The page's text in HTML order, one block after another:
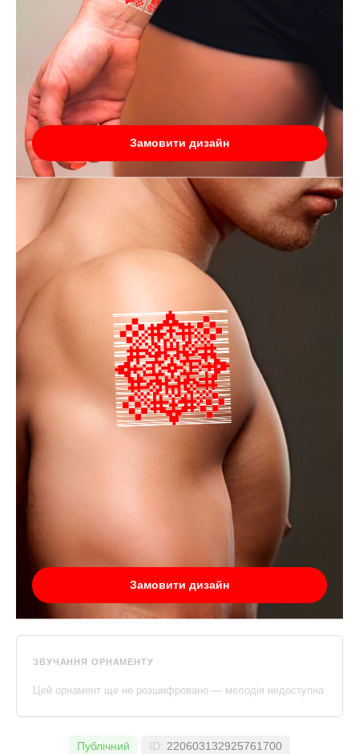
Замовити дизайн
Замовити дизайн
ЗВУЧАННЯ ОРНАМЕНТУ
Цей орнамент ще не розшифровано — мелодія недоступна
Публічний ID: 220603132925761700